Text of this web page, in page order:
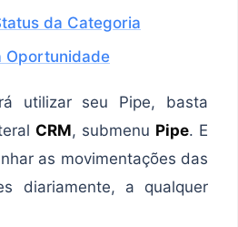
da Categoria
Oportunidade
utilizar seu Pipe, basta
CRM, submenu Pipe. E
as movimentações das
diariamente, a qualquer